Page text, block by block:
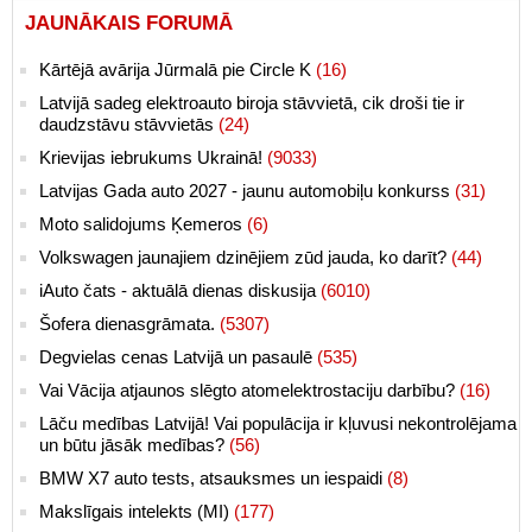
JAUNĀKAIS FORUMĀ
Kārtējā avārija Jūrmalā pie Circle K (16)
Latvijā sadeg elektroauto biroja stāvvietā, cik droši tie ir
daudzstāvu stāvvietās (24)
Krievijas iebrukums Ukrainā! (9033)
Latvijas Gada auto 2027 - jaunu automobiļu konkurss (31)
Moto salidojums Ķemeros (6)
Volkswagen jaunajiem dzinējiem zūd jauda, ko darīt? (44)
iAuto čats - aktuālā dienas diskusija (6010)
Šofera dienasgrāmata. (5307)
Degvielas cenas Latvijā un pasaulē (535)
Vai Vācija atjaunos slēgto atomelektrostaciju darbību? (16)
Lāču medības Latvijā! Vai populācija ir kļuvusi nekontrolējama
un būtu jāsāk medības? (56)
BMW X7 auto tests, atsauksmes un iespaidi (8)
Makslīgais intelekts (MI) (177)